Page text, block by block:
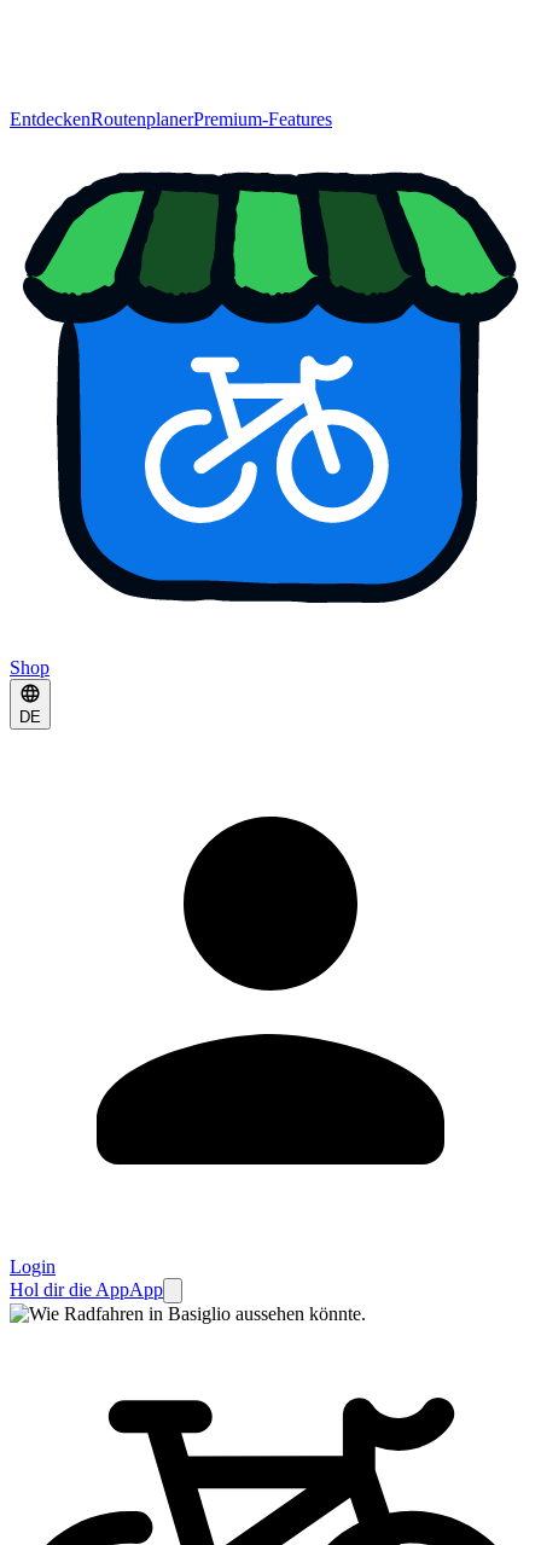
EntdeckenRoutenplanerPremium-Features
Shop
DE
Login
Hol dir die AppApp